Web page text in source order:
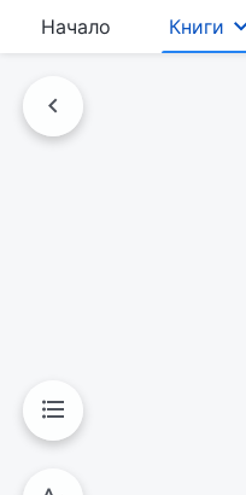
Начало Книги